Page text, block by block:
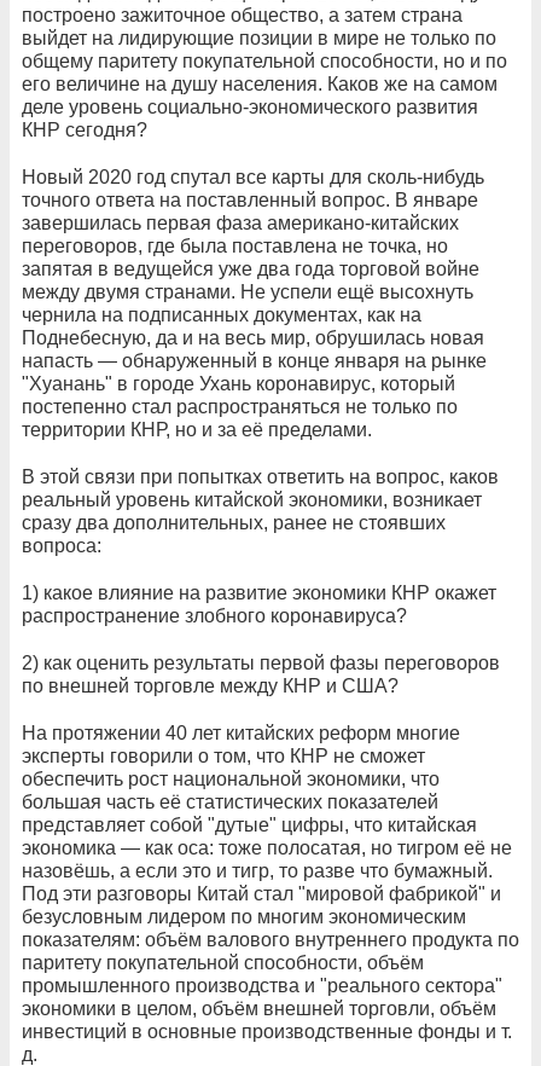
построено зажиточное общество, а затем страна
выйдет на лидирующие позиции в мире не только по
общему паритету покупательной способности, но и по
его величине на душу населения. Каков же на самом
деле уровень социально-экономического развития
КНР сегодня?
Новый 2020 год спутал все карты для сколь-нибудь
точного ответа на поставленный вопрос. В январе
завершилась первая фаза американо-китайских
переговоров, где была поставлена не точка, но
запятая в ведущейся уже два года торговой войне
между двумя странами. Не успели ещё высохнуть
чернила на подписанных документах, как на
Поднебесную, да и на весь мир, обрушилась новая
напасть — обнаруженный в конце января на рынке
"Хуанань" в городе Ухань коронавирус, который
постепенно стал распространяться не только по
территории КНР, но и за её пределами.
В этой связи при попытках ответить на вопрос, каков
реальный уровень китайской экономики, возникает
сразу два дополнительных, ранее не стоявших
вопроса:
1) какое влияние на развитие экономики КНР окажет
распространение злобного коронавируса?
2) как оценить результаты первой фазы переговоров
по внешней торговле между КНР и США?
На протяжении 40 лет китайских реформ многие
эксперты говорили о том, что КНР не сможет
обеспечить рост национальной экономики, что
большая часть её статистических показателей
представляет собой "дутые" цифры, что китайская
экономика — как оса: тоже полосатая, но тигром её не
назовёшь, а если это и тигр, то разве что бумажный.
Под эти разговоры Китай стал "мировой фабрикой" и
безусловным лидером по многим экономическим
показателям: объём валового внутреннего продукта по
паритету покупательной способности, объём
промышленного производства и "реального сектора"
экономики в целом, объём внешней торговли, объём
инвестиций в основные производственные фонды и т.
д.